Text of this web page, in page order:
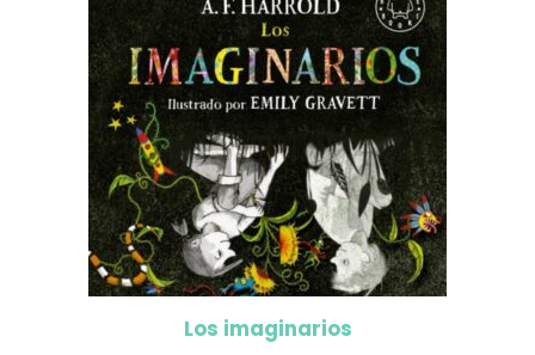
Los imaginarios